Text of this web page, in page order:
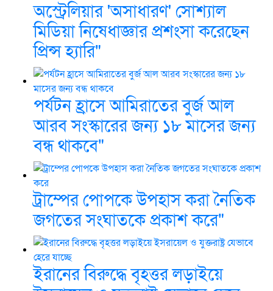
অস্ট্রেলিয়ার 'অসাধারণ' সোশ্যাল
মিডিয়া নিষেধাজ্ঞার প্রশংসা করেছেন
প্রিন্স হ্যারি"
পর্যটন হ্রাসে আমিরাতের বুর্জ আল
আরব সংস্কারের জন্য ১৮ মাসের জন্য
বন্ধ থাকবে"
ট্রাম্পের পোপকে উপহাস করা নৈতিক
জগতের সংঘাতকে প্রকাশ করে"
ইরানের বিরুদ্ধে বৃহত্তর লড়াইয়ে